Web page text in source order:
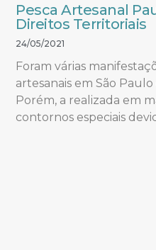
Pesca Artesanal
Direitos Territoriais
24/05/2021
Foram várias
artesanais em São
Porém, a realizada em
contornos especiais